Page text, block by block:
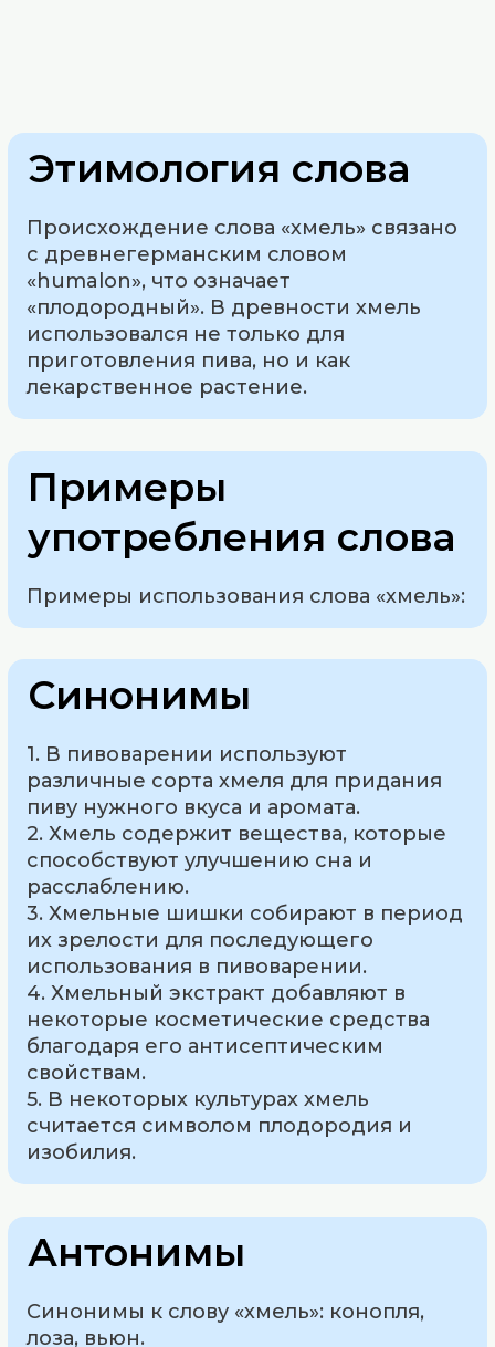
Этимология слова
Происхождение слова «хмель» связано
с древнегерманским словом
«humalon», что означает
«плодородный». В древности хмель
использовался не только для
приготовления пива, но и как
лекарственное растение.
Примеры
употребления слова
Примеры использования слова «хмель»:
Синонимы
1. В пивоварении используют
различные сорта хмеля для придания
пиву нужного вкуса и аромата.
2. Хмель содержит вещества, которые
способствуют улучшению сна и
расслаблению.
3. Хмельные шишки собирают в период
их зрелости для последующего
использования в пивоварении.
4. Хмельный экстракт добавляют в
некоторые косметические средства
благодаря его антисептическим
свойствам.
5. В некоторых культурах хмель
считается символом плодородия и
изобилия.
Антонимы
Синонимы к слову «хмель»: конопля,
лоза, вьюн.